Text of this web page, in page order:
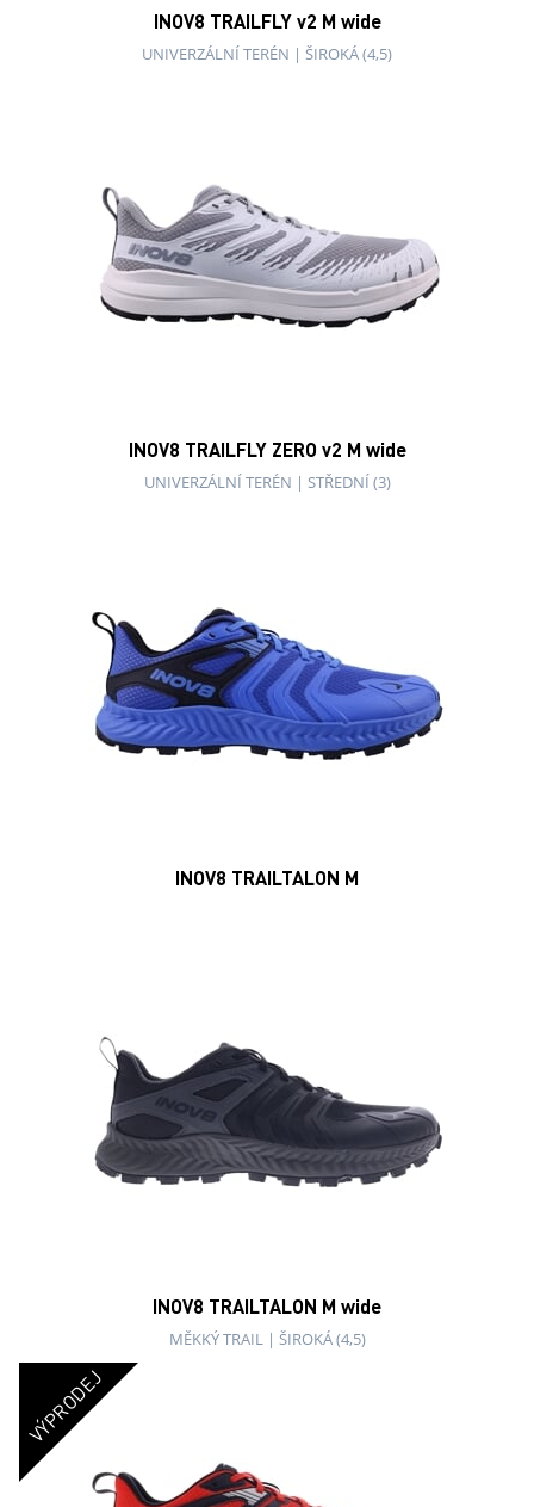
INOV8 TRAILFLY v2 M wide
UNIVERZÁLNÍ TERÉN | ŠIROKÁ (4,5)
INOV8 TRAILFLY ZERO v2 M wide
UNIVERZÁLNÍ TERÉN | STŘEDNÍ (3)
INOV8 TRAILTALON M
INOV8 TRAILTALON M wide
MĚKKÝ TRAIL | ŠIROKÁ (4,5)
VÝPRODEJ